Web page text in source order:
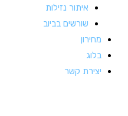
איתור נזילות
שורשים בביוב
מחירון
בלוג
יצירת קשר